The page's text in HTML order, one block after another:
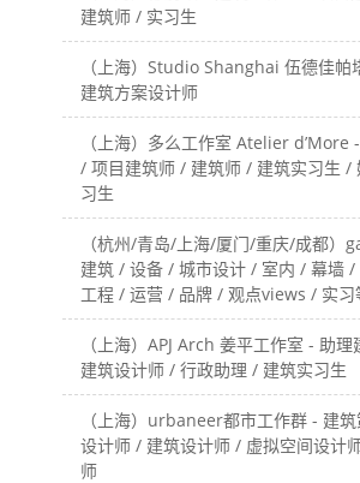
建筑师 / 实习生
（上海）Studio Shanghai 伍德佳帕
建筑方案设计师
（上海）多么工作室 Atelier d’More
/ 项目建筑师 / 建筑师 / 建筑实习生 /
习生
（杭州/青岛/上海/厦门/重庆/成都）
建筑 / 设备 / 城市设计 / 室内 / 幕墙
工程 / 运营 / 品牌 / 观点views / 实习
（上海）APJ Arch 姜平工作室 - 助
建筑设计师 / 行政助理 / 建筑实习生
（上海）urbaneer都市工作群 - 建
设计师 / 建筑设计师 / 虚拟空间设计
师